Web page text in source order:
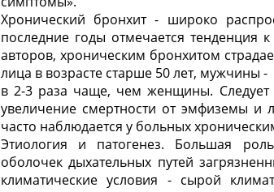
Хронический бронхит - широко
последние годы отмечается
авторов, хроническим бронхитом
лица в возрасте старше 50 лет, мужчины -
в 2-3 раза чаще, чем женщины. Следует
увеличение смертности от эмфиземы и
часто наблюдается у больных
Этиология и патогенез. Большая
оболочек дыхательных путей
климатические условия - сырой